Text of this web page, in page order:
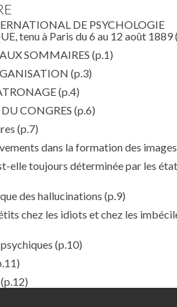
DE PSYCHOLOGIE
tenu à Paris du 6 au 12 août 1889
SOMMAIRES (p.1)
(p.3)
(p.4)
CONGRES (p.6)
(p.7)
dans la formation des images
elle toujours déterminée par les
des hallucinations (p.9)
chez les idiots et chez les
(p.10)
(p.12)